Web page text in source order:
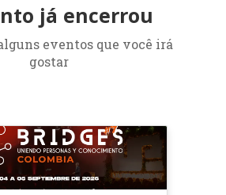
já encerrou
eventos que você irá
gostar